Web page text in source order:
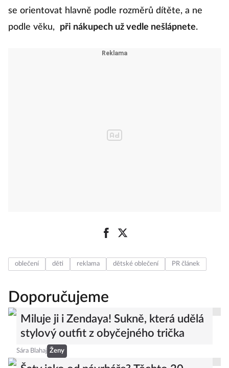
se orientovat hlavně podle rozměrů dítěte, a ne
podle věku,
při nákupech už vedle nešlápnete.
oblečení děti reklama dětské oblečení PR článek
Doporučujeme
Miluje ji i Zendaya! Sukně, která udělá
stylový outfit z obyčejného trička
Sára Blahaj Ženy